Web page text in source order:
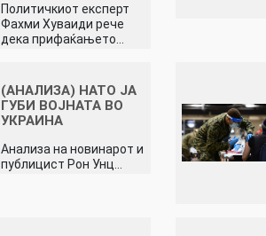
Политичкиот експерт
Фахми Хуваиди рече
дека прифаќањето…
(АНАЛИЗА) НАТО ЈА
ГУБИ ВОЈНАТА ВО
УКРАИНА
Анализа на новинарот и
публицист Рон Унц…